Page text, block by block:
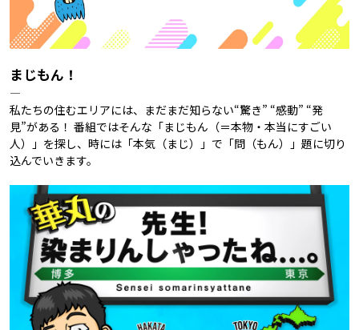
まじもん！
―
私たちの住むエリアには、まだまだ知らない“驚き” “感動” “発
見”がある！ 番組ではそんな「まじもん（＝本物・本当にすごい
人）」を探し、時には「本気（まじ）」で「問（もん）」題に切り
込んでいきます。